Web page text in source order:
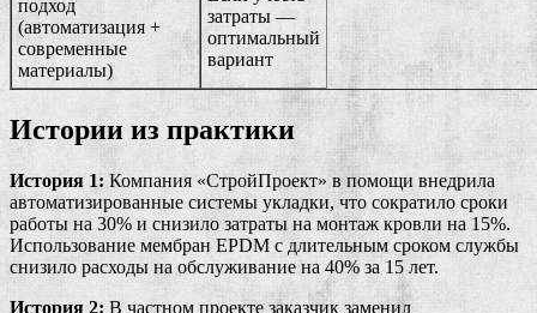
подход
(автоматизация +
современные
материалы)
затраты —
оптимальный
вариант
Истории из практики
История 1: Компания «СтройПроект» в помощи внедрила
автоматизированные системы укладки, что сократило сроки
работы на 30% и снизило затраты на монтаж кровли на 15%.
Использование мембран EPDM с длительным сроком службы
снизило расходы на обслуживание на 40% за 15 лет.
История 2: В частном проекте заказчик заменил